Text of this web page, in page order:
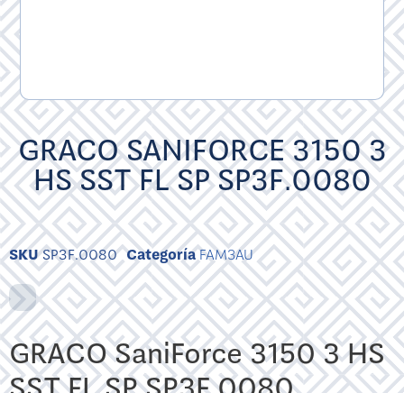
GRACO SANIFORCE 3150 3
HS SST FL SP SP3F.0080
SKUSP3F.0080 CategoríaFAM3AU
GRACO SaniForce 3150 3 HS